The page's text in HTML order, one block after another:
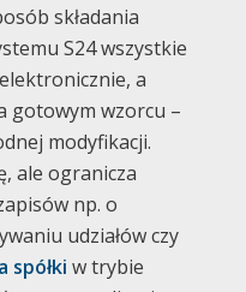
składania
S24 wszystkie
a
gotowym wzorcu –
modyfikacji.
ale ogranicza
np. o
udziałów czy
spółki w trybie